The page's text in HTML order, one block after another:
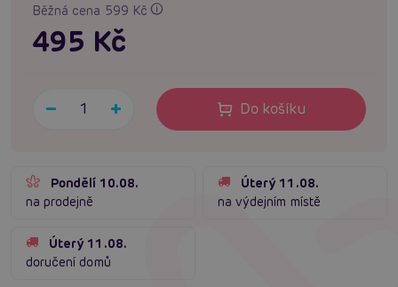
Běžná cena 599 Kč
495 Kč
Do košíku
Pondělí 10.08.
na prodejně
Úterý 11.08.
na výdejním místě
Úterý 11.08.
doručení domů